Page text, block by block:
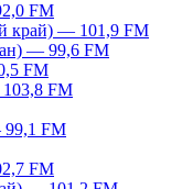
FM
край) — 101,9 FM
— 99,6 FM
FM
FM
99,1 FM
FM